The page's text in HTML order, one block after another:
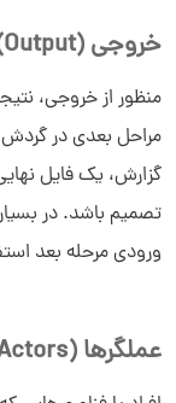
خروجی (Output)
منظور از خروجی،
مراحل بعدی در
گزارش، یک فایل
تصمیم باشد. در
ورودی مرحله بعد
عملگرها (Actors)